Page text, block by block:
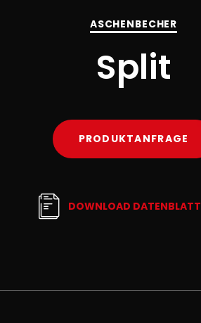
ASCHENBECHER
Split
PRODUKTANFRAGE
DOWNLOAD DATENBLATT